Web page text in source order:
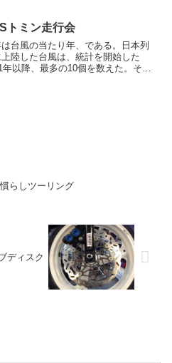
トミン走行会
台風の当たり年、である。日本列
陸した台風は、統計を開始した
年以降、最多の10個を数えた。そし
らしツーリング
ディスク